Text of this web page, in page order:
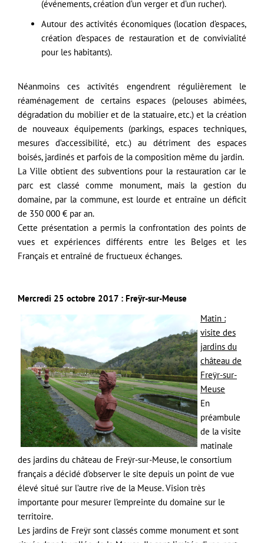
(événements, création d’un verger et d’un rucher).
Autour des activités économiques (location d’espaces,
création d’espaces de restauration et de convivialité
pour les habitants).
Néanmoins ces activités engendrent régulièrement le
réaménagement de certains espaces (pelouses abimées,
dégradation du mobilier et de la statuaire, etc.) et la création
de nouveaux équipements (parkings, espaces techniques,
mesures d’accessibilité, etc.) au détriment des espaces
boisés, jardinés et parfois de la composition même du jardin.
La Ville obtient des subventions pour la restauration car le
parc est classé comme monument, mais la gestion du
domaine, par la commune, est lourde et entraîne un déficit
de 350 000 € par an.
Cette présentation a permis la confrontation des points de
vues et expériences différents entre les Belges et les
Français et entraîné de fructueux échanges.
Mercredi 25 octobre 2017 : Freÿr-sur-Meuse
Matin :
visite des
jardins du
château de
Freÿr-sur-
Meuse
En
préambule
de la visite
matinale
des jardins du château de Freÿr-sur-Meuse, le consortium
français a décidé d’observer le site depuis un point de vue
élevé situé sur l’autre rive de la Meuse. Vision très
importante pour mesurer l’empreinte du domaine sur le
territoire.
Les jardins de Freÿr sont classés comme monument et sont